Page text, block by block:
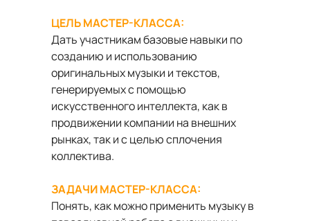
ЦЕЛЬ МАСТЕР-КЛАССА:
Дать участникам базовые навыки по
созданию и использованию
оригинальных музыки и текстов,
генерируемых с помощью
искусственного интеллекта, как в
продвижении компании на внешних
рынках, так и с целью сплочения
коллектива.
ЗАДАЧИ МАСТЕР-КЛАССА:
Понять, как можно применить музыку в